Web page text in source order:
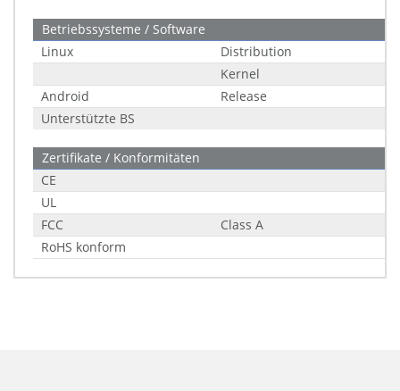
Betriebssysteme / Software
Linux
Distribution
Kernel
Android
Release
Unterstützte BS
Zertifikate / Konformitäten
CE
UL
FCC
Class A
RoHS konform